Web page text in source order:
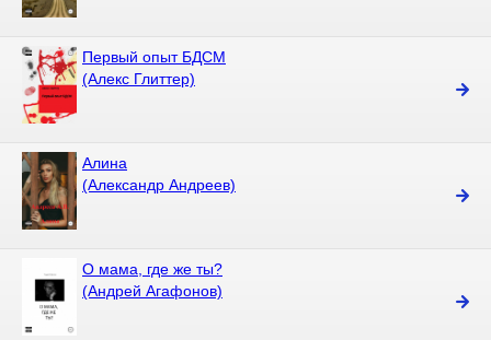
Первый опыт БДСМ
(Алекс Глиттер)
Алина
(Александр Андреев)
О мама, где же ты?
(Андрей Агафонов)